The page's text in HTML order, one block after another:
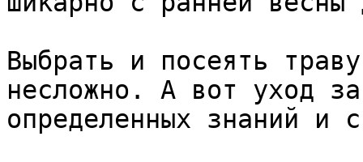
Выбрать и посеять
несложно. А вот уход
определенных знаний и